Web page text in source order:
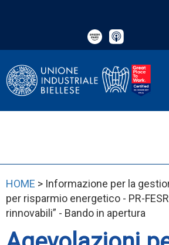
HOME > Informazione per la
per risparmio energetico - PR-
rinnovabili” - Bando in apertura